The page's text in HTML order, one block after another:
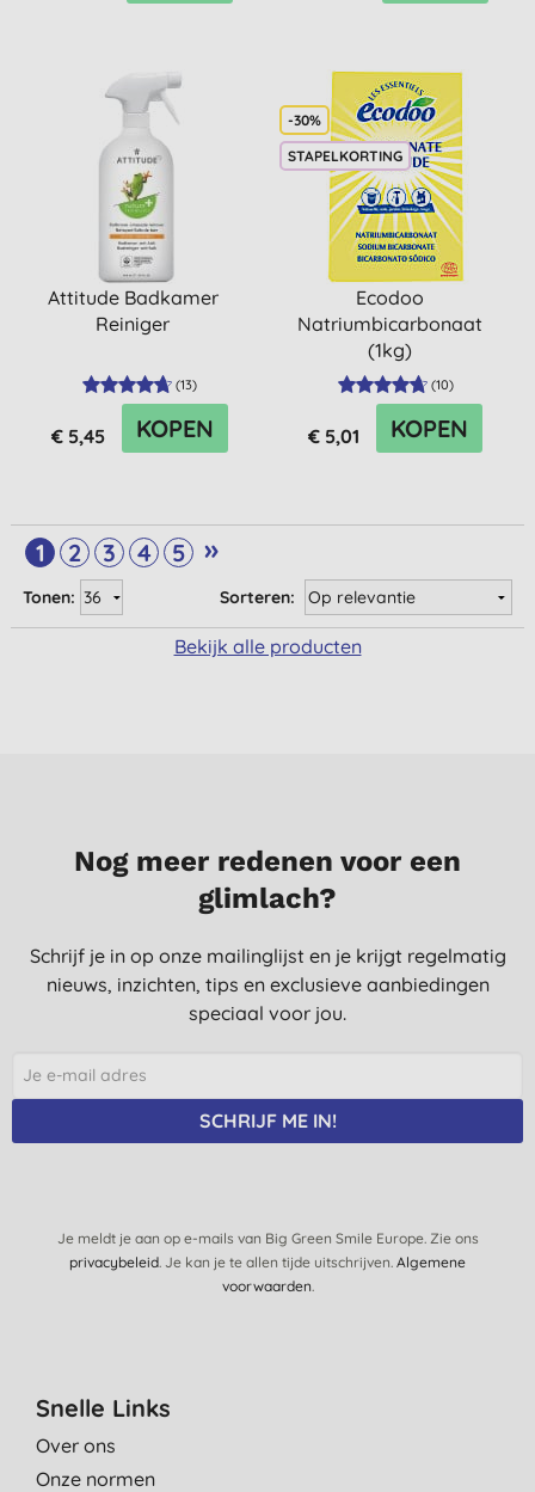
Attitude Badkamer
Reiniger
(13)
€ 5,45 KOPEN
-30%
STAPELKORTING
Ecodoo
Natriumbicarbonaat
(1kg)
(10)
€ 5,01 KOPEN
1 2 3 4 5 »
Sorteren:
Tonen:
Bekijk alle producten
Nog meer redenen voor een
glimlach?
Schrijf je in op onze mailinglijst en je krijgt regelmatig
nieuws, inzichten, tips en exclusieve aanbiedingen
speciaal voor jou.
SCHRIJF ME IN!
Je meldt je aan op e-mails van Big Green Smile Europe. Zie ons
privacybeleid. Je kan je te allen tijde uitschrijven. Algemene
voorwaarden.
Snelle Links
Over ons
Onze normen